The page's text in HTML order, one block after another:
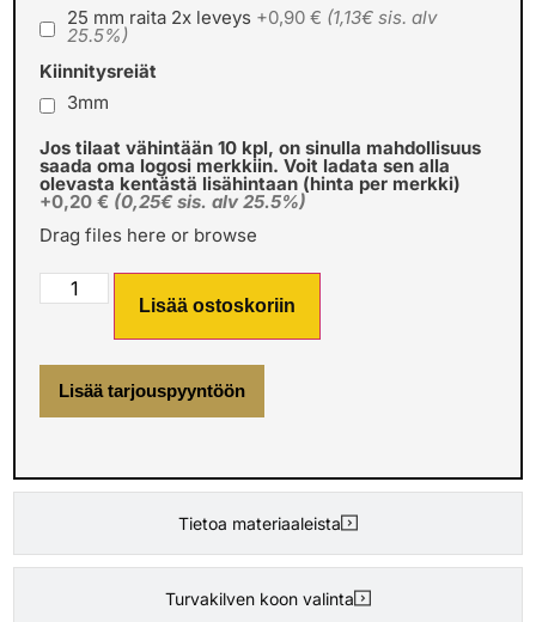
Tietoa materiaaleista
Turvakilven koon valinta
25 mm raita 2x leveys +0,90 € (1,13€ sis. alv
25.5%)
Kiinnitysreiät
3mm
Jos tilaat vähintään 10 kpl, on sinulla mahdollisuus
saada oma logosi merkkiin. Voit ladata sen alla
olevasta kentästä lisähintaan (hinta per merkki)
+0,20 € (0,25€ sis. alv 25.5%)
Drag files here or browse
Lisää ostoskoriin
Lisää tarjouspyyntöön